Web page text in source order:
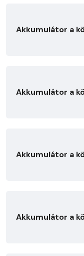
Akkumulátor a
Akkumulátor a
Akkumulátor a
Akkumulátor a